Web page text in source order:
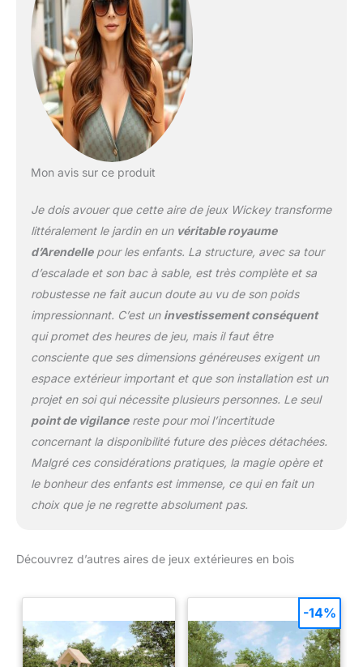
Mon avis sur ce produit
Je dois avouer que cette aire de jeux Wickey transforme
littéralement le jardin en un véritable royaume
d’Arendellepour les enfants. La structure, avec sa tour
d’escalade et son bac à sable, est très complète et sa
robustesse ne fait aucun doute au vu de son poids
impressionnant. C’est un investissement conséquent
qui promet des heures de jeu, mais il faut être
consciente que ses dimensions généreuses exigent un
espace extérieur important et que son installation est un
projet en soi qui nécessite plusieurs personnes. Le seul
point de vigilancereste pour moi l’incertitude
concernant la disponibilité future des pièces détachées.
Malgré ces considérations pratiques, la magie opère et
le bonheur des enfants est immense, ce qui en fait un
choix que je ne regrette absolument pas.
Découvrez d’autres aires de jeux extérieures en bois
-14%